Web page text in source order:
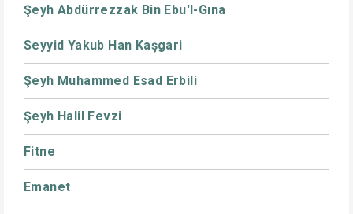
Şeyh Abdürrezzak Bin Ebu'l-Gına
Seyyid Yakub Han Kaşgari
Şeyh Muhammed Esad Erbili
Şeyh Halil Fevzi
Fitne
Emanet